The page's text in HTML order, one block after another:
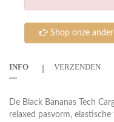
Shop onze
INFO VERZENDEN
De Black Bananas Tech
relaxed pasvorm,